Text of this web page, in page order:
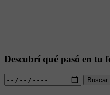
Descubrí qué pasó en tu
Buscar